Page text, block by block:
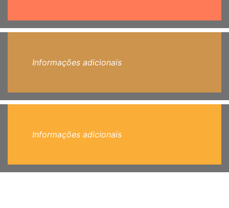
Informações adicionais
Informações adicionais